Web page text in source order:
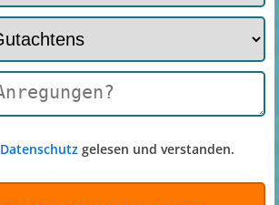
Datenschutz gelesen und verstanden.